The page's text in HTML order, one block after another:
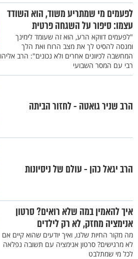
לפעמים מי שמתריע משוד, הוא השודד
עצמו: סיפור על השגחה פרטית
"לפעמים דווקא הרע, הוא זה שעומד לימינך
ומנסה להסיט לך את מצב הרוח ואת הלך
המחשבה לכיוונים אחרים ולא נכונים": הרב אליהו
רבי עם המסר השבועי
הרב שניר גואטה - לחזור הביתה
הרב יגאל כהן - עולם של ניסיונות
איך להאמין במה שלא רואים? סרטון
אנימציה מחזק, לא רק לילדים
מה מקור החיות שלנו, ואיך יודעים שהוא קיים אם
לא מרגישים? סרטון אנימציה עם תשובה נפלאה
לכל מי שמתלבט